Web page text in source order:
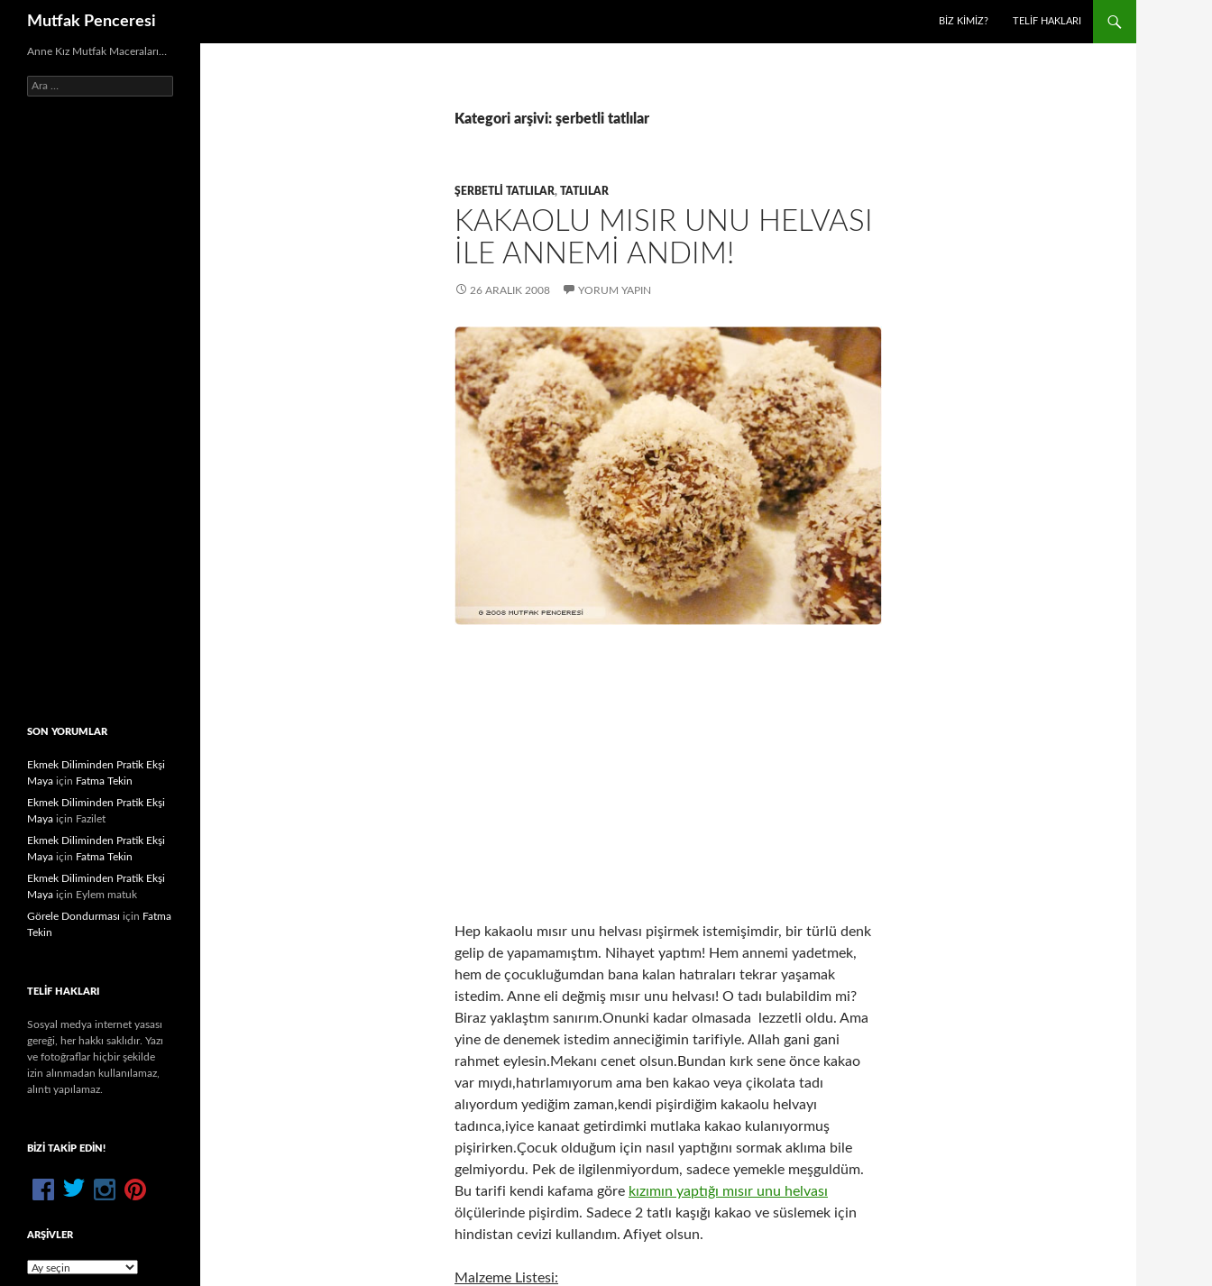
İçeriğe
Mutfak Penceresi BIZ KIMIZ? TELIF HAKLARI
Kategori arşivi: şerbetli tatlılar
ŞERBETLI TATLILAR, TATLILAR
KAKAOLU MISIR UNU HELVASI
ILE ANNEMI ANDIM!
26 ARALIK 2008 YORUM YAPIN
Hep kakaolu mısır unu helvası pişirmek istemişimdir, bir türlü denk
gelip de yapamamıştım. Nihayet yaptım! Hem annemi yadetmek,
hem de çocukluğumdan bana kalan hatıraları tekrar yaşamak
istedim. Anne eli değmiş mısır unu helvası! O tadı bulabildim mi?
Biraz yaklaştım sanırım.Onunki kadar olmasada lezzetli oldu. Ama
yine de denemek istedim anneciğimin tarifiyle. Allah gani gani
rahmet eylesin.Mekanı cenet olsun.Bundan kırk sene önce kakao
var mıydı,hatırlamıyorum ama ben kakao veya çikolata tadı
alıyordum yediğim zaman,kendi pişirdiğim kakaolu helvayı
tadınca,iyice kanaat getirdimki mutlaka kakao kulanıyormuş
pişirirken.Çocuk olduğum için nasıl yaptığını sormak aklıma bile
gelmiyordu. Pek de ilgilenmiyordum, sadece yemekle meşguldüm.
Bu tarifi kendi kafama göre kızımın yaptığı mısır unu helvası
ölçülerinde pişirdim. Sadece 2 tatlı kaşığı kakao ve süslemek için
hindistan cevizi kullandım. Afiyet olsun.
Malzeme Listesi:
Anne Kız Mutfak Maceraları…
Arama:
SON YORUMLAR
Ekmek Diliminden Pratik Ekşi
Maya için Fatma Tekin
Ekmek Diliminden Pratik Ekşi
Maya için Fazilet
Ekmek Diliminden Pratik Ekşi
Maya için Fatma Tekin
Ekmek Diliminden Pratik Ekşi
Maya için Eylem matuk
Görele Dondurması için Fatma
Tekin
TELIF HAKLARI
Sosyal medya internet yasası
gereği, her hakkı saklıdır. Yazı
ve fotoğraflar hiçbir şekilde
izin alınmadan kullanılamaz,
alıntı yapılamaz.
BIZI TAKIP EDIN!
ARŞIVLER
Arşivler